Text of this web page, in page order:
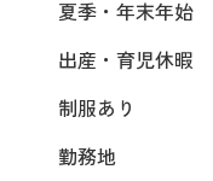
夏季・年末年始
出産・育児休暇
制服あり
勤務地